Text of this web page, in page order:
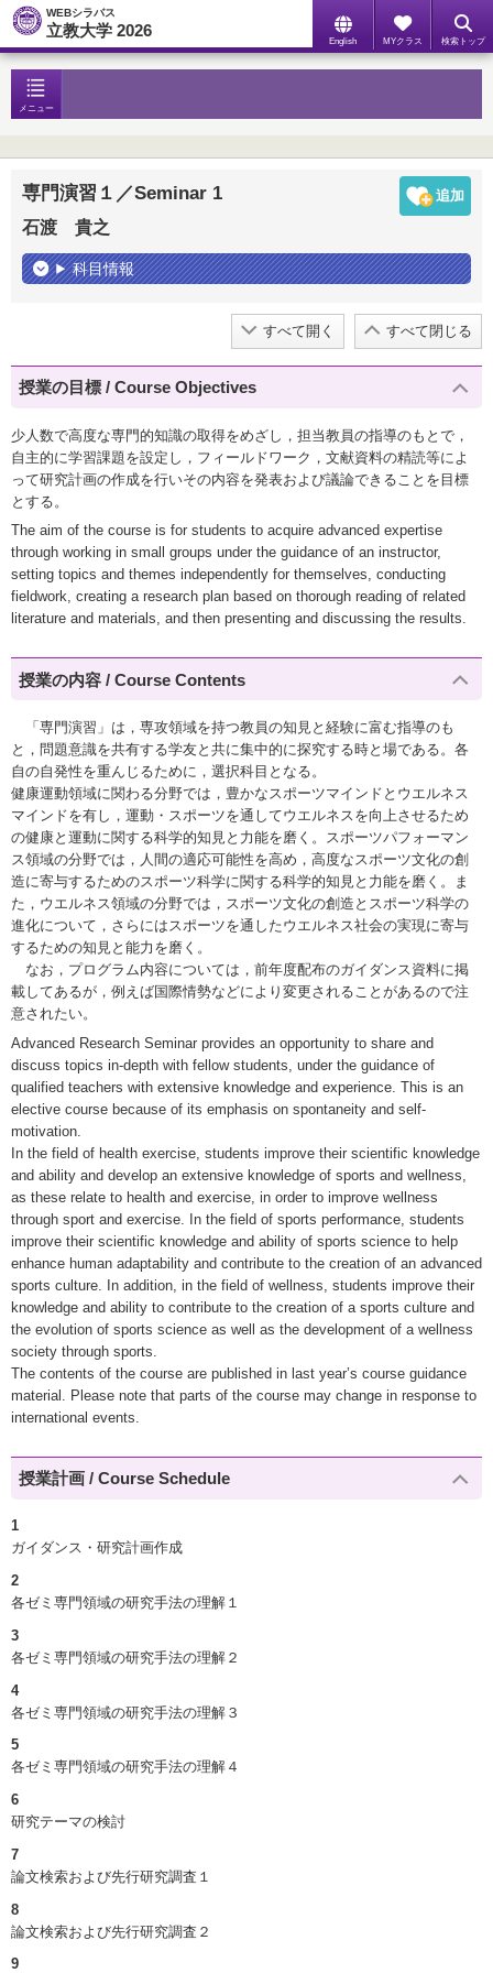
WEBシラバス
立教大学 2026
English MYクラス 検索トップ
メニュー
専門演習１／Seminar 1
石渡 貴之
科目情報
すべて開く すべて閉じる
授業の目標 / Course Objectives
少人数で高度な専門的知識の取得をめざし，担当教員の指導のもとで，
自主的に学習課題を設定し，フィールドワーク，文献資料の精読等によ
って研究計画の作成を行いその内容を発表および議論できることを目標
とする。
The aim of the course is for students to acquire advanced expertise
through working in small groups under the guidance of an instructor,
setting topics and themes independently for themselves, conducting
fieldwork, creating a research plan based on thorough reading of related
literature and materials, and then presenting and discussing the results.
授業の内容 / Course Contents
「専門演習」は，専攻領域を持つ教員の知見と経験に富む指導のも
と，問題意識を共有する学友と共に集中的に探究する時と場である。各
自の自発性を重んじるために，選択科目となる。
健康運動領域に関わる分野では，豊かなスポーツマインドとウエルネス
マインドを有し，運動・スポーツを通してウエルネスを向上させるため
の健康と運動に関する科学的知見と力能を磨く。スポーツパフォーマン
ス領域の分野では，人間の適応可能性を高め，高度なスポーツ文化の創
造に寄与するためのスポーツ科学に関する科学的知見と力能を磨く。ま
た，ウエルネス領域の分野では，スポーツ文化の創造とスポーツ科学の
進化について，さらにはスポーツを通したウエルネス社会の実現に寄与
するための知見と能力を磨く。
なお，プログラム内容については，前年度配布のガイダンス資料に掲
載してあるが，例えば国際情勢などにより変更されることがあるので注
意されたい。
Advanced Research Seminar provides an opportunity to share and
discuss topics in-depth with fellow students, under the guidance of
qualified teachers with extensive knowledge and experience. This is an
elective course because of its emphasis on spontaneity and self-
motivation.
In the field of health exercise, students improve their scientific knowledge
and ability and develop an extensive knowledge of sports and wellness,
as these relate to health and exercise, in order to improve wellness
through sport and exercise. In the field of sports performance, students
improve their scientific knowledge and ability of sports science to help
enhance human adaptability and contribute to the creation of an advanced
sports culture. In addition, in the field of wellness, students improve their
knowledge and ability to contribute to the creation of a sports culture and
the evolution of sports science as well as the development of a wellness
society through sports.
The contents of the course are published in last year’s course guidance
material. Please note that parts of the course may change in response to
international events.
授業計画 / Course Schedule
1
ガイダンス・研究計画作成
2
各ゼミ専門領域の研究手法の理解１
3
各ゼミ専門領域の研究手法の理解２
4
各ゼミ専門領域の研究手法の理解３
5
各ゼミ専門領域の研究手法の理解４
6
研究テーマの検討
7
論文検索および先行研究調査１
8
論文検索および先行研究調査２
9